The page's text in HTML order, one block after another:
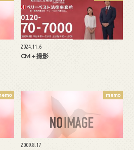
2024.11.6
CM＋撮影
memo
2009.8.17